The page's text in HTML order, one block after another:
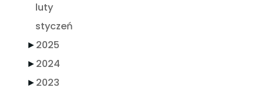
luty
styczeń
►2025
►2024
►2023